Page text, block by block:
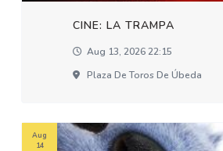
CINE: LA TRAMPA
Aug 13, 2026 22:15
Plaza De Toros De Úbeda
Aug
14